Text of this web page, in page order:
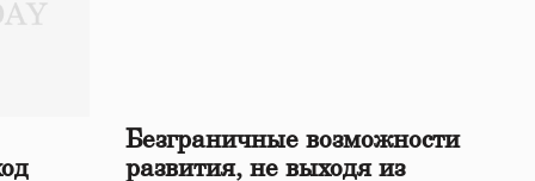
Безграничные возможности
развития, не выходя из